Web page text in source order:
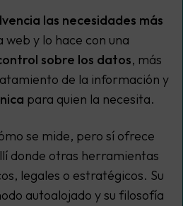
las necesidades más
web y lo hace con una
sobre los datos, más
de la información y
para quien la necesita.
se mide, pero sí ofrece
donde otras herramientas
legales o estratégicos. Su
autoalojado y su filosofía